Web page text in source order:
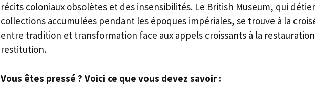
récits coloniaux obsolètes et des insensibilités. Le British Museum, qui
collections accumulées pendant les époques impériales, se trouve à la
entre tradition et transformation face aux appels croissants à la
restitution.
Vous êtes pressé ? Voici ce que vous devez savoir :